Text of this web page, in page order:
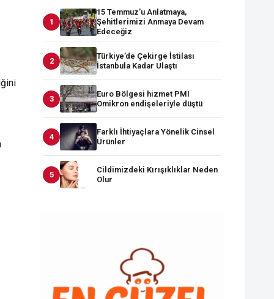
15 Temmuz’u Anlatmaya,
Şehitlerimizi Anmaya Devam
Edeceğiz
Türkiye’de Çekirge İstilası
İstanbula Kadar Ulaştı
Euro Bölgesi hizmet PMI
Omikron endişeleriyle düştü
Farklı İhtiyaçlara Yönelik Cinsel
Ürünler
Cildimizdeki Kırışıklıklar Neden
Olur